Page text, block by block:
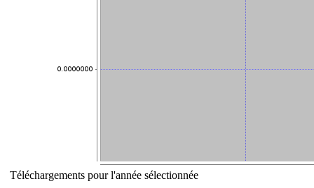
Téléchargements pour l'année sélectionnée